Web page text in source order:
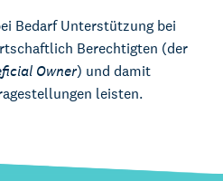
Bedarf Unterstützung bei
Berechtigten (der
Owner) und damit
leisten.